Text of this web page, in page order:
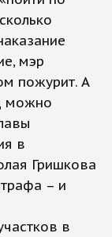
мэр
пожурит. А
можно
в
Гришкова
– и
в